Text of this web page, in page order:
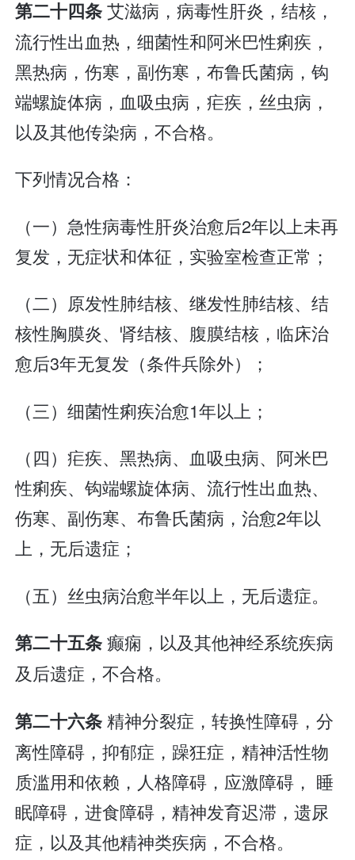
第二十四条艾滋病，病毒性肝炎，结核，
流行性出血热，细菌性和阿米巴性痢疾，
黑热病，伤寒，副伤寒，布鲁氏菌病，钩
端螺旋体病，血吸虫病，疟疾，丝虫病，
以及其他传染病，不合格。
下列情况合格：
（一）急性病毒性肝炎治愈后2年以上未再
复发，无症状和体征，实验室检查正常；
（二）原发性肺结核、继发性肺结核、结
核性胸膜炎、肾结核、腹膜结核，临床治
愈后3年无复发（条件兵除外）；
（三）细菌性痢疾治愈1年以上；
（四）疟疾、黑热病、血吸虫病、阿米巴
性痢疾、钩端螺旋体病、流行性出血热、
伤寒、副伤寒、布鲁氏菌病，治愈2年以
上，无后遗症；
（五）丝虫病治愈半年以上，无后遗症。
第二十五条癫痫，以及其他神经系统疾病
及后遗症，不合格。
第二十六条精神分裂症，转换性障碍，分
离性障碍，抑郁症，躁狂症，精神活性物
质滥用和依赖，人格障碍，应激障碍， 睡
眠障碍，进食障碍，精神发育迟滞，遗尿
症，以及其他精神类疾病，不合格。